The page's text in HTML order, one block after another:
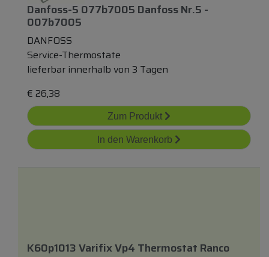
Danfoss-5 077b7005 Danfoss Nr.5 -
007b7005
DANFOSS
Service-Thermostate
lieferbar innerhalb von 3 Tagen
€ 26,38
Zum Produkt
In den Warenkorb
K60p1013 Varifix Vp4 Thermostat Ranco